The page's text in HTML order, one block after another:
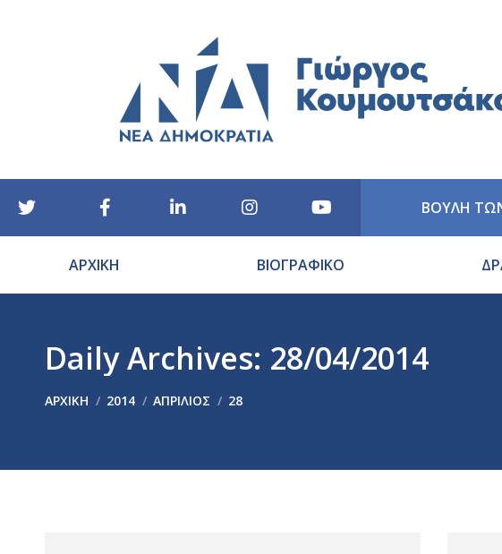
ΒΟΥΛΗ
ΑΡΧΙΚΗ ΒΙΟΓΡΑΦΙΚΟ
Daily Archives: 28/04/2014
ΑΡΧΙΚΉ 2014 ΑΠΡΊΛΙΟΣ 28